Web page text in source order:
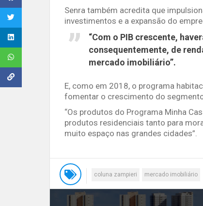
Senra também acredita que
investimentos e a expansão do
“Com o PIB crescente,
consequentemente, de
mercado imobiliário”.
E, como em 2018, o programa
fomentar o crescimento do
“Os produtos do Programa Minha
produtos residenciais tanto para
muito espaço nas grandes cidades”.
coluna zampieri mercado imobiliário